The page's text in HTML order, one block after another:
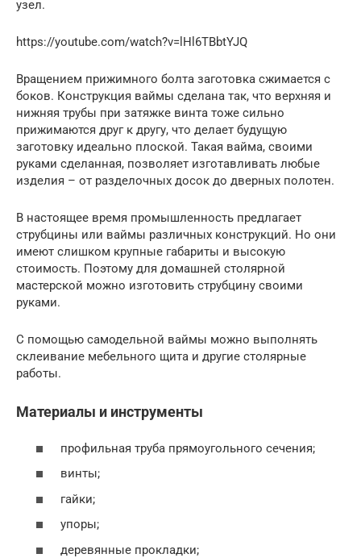
узел.
https://youtube.com/watch?v=lHl6TBbtYJQ
Вращением прижимного болта заготовка сжимается с
боков. Конструкция ваймы сделана так, что верхняя и
нижняя трубы при затяжке винта тоже сильно
прижимаются друг к другу, что делает будущую
заготовку идеально плоской. Такая вайма, своими
руками сделанная, позволяет изготавливать любые
изделия – от разделочных досок до дверных полотен.
В настоящее время промышленность предлагает
струбцины или ваймы различных конструкций. Но они
имеют слишком крупные габариты и высокую
стоимость. Поэтому для домашней столярной
мастерской можно изготовить струбцину своими
руками.
С помощью самодельной ваймы можно выполнять
склеивание мебельного щита и другие столярные
работы.
Материалы и инструменты
профильная труба прямоугольного сечения;
винты;
гайки;
упоры;
деревянные прокладки;